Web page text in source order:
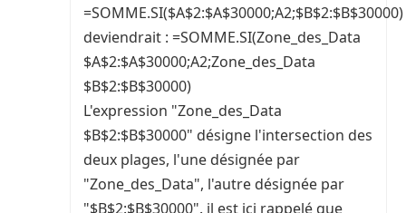
=SOMME.SI($A$2:$A$30000;A2;$B$2:$B$30000)
deviendrait : =SOMME.SI(Zone_des_Data
$A$2:$A$30000;A2;Zone_des_Data
$B$2:$B$30000)
L'expression "Zone_des_Data
$B$2:$B$30000" désigne l'intersection des
deux plages, l'une désignée par
"Zone_des_Data", l'autre désignée par
"$B$2:$B$30000". il est ici rappelé que